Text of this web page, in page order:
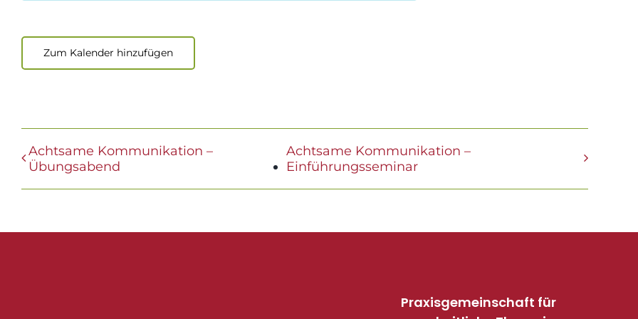
Zum Kalender hinzufügen
Achtsame Kommunikation –
Übungsabend
Achtsame Kommunikation –
Einführungsseminar
Praxisgemeinschaft für